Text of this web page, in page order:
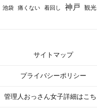
池袋 痛くない 着回し 神戸 観光
サイトマップ
プライバシーポリシー
管理人おっさん女子詳細はこち